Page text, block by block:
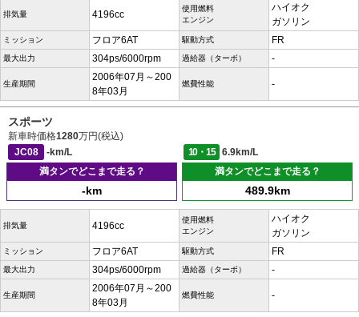
排気量 4196cc
使用燃料
エンジン
ハイオク
ガソリン
ミッション フロア6AT 駆動方式 FR
最大出力 304ps/6000rpm 過給器（ターボ） -
生産期間
2006年07月～200
8年03月
燃費性能 -
スポーツ
新車時価格1280万円(税込)
JC08
-km/L 10・15
6.9km/L
満タンでどこまで走る？
-km
満タンでどこまで走る？
489.9km
排気量 4196cc
使用燃料
エンジン
ハイオク
ガソリン
ミッション フロア6AT 駆動方式 FR
最大出力 304ps/6000rpm 過給器（ターボ） -
生産期間
2006年07月～200
8年03月
燃費性能 -